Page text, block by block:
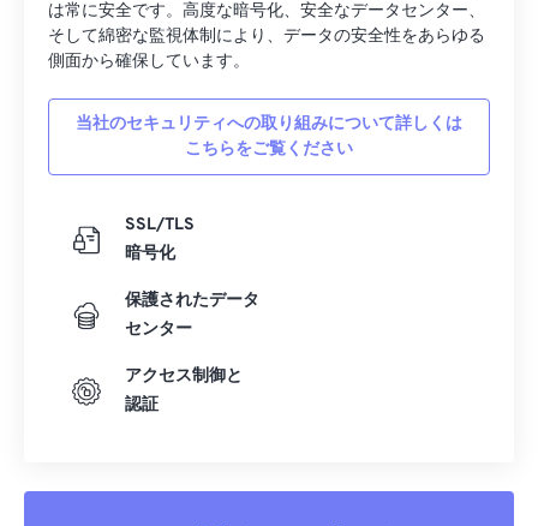
は常に安全です。高度な暗号化、安全なデータセンター、
そして綿密な監視体制により、データの安全性をあらゆる
側面から確保しています。
当社のセキュリティへの取り組みについて詳しくは
こちらをご覧ください
SSL/TLS
暗号化
保護されたデータ
センター
アクセス制御と
認証